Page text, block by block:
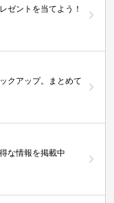
ゼントを当てよう！
クアップ。まとめて
な情報を掲載中